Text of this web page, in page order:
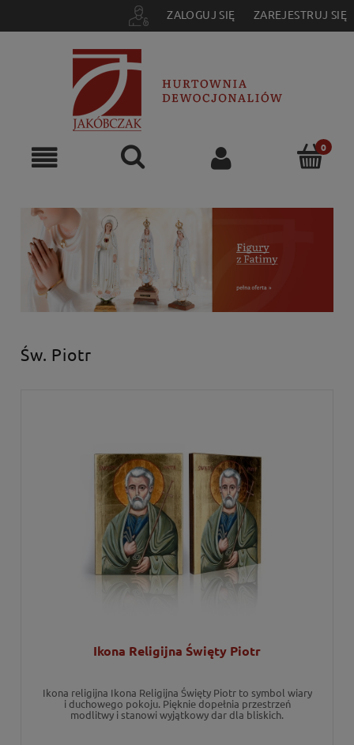
ZALOGUJ SIĘ ZAREJESTRUJ SIĘ
Św. Piotr
Ikona Religijna Święty Piotr
Ikona religijna Ikona Religijna Święty Piotr to symbol wiary
i duchowego pokoju. Pięknie dopełnia przestrzeń
modlitwy i stanowi wyjątkowy dar dla bliskich.